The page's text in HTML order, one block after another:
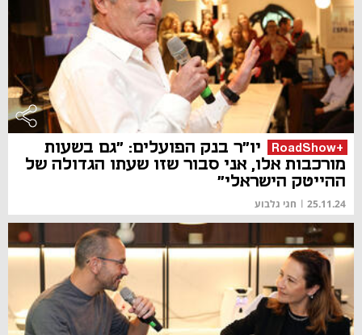
+RoadShow
יו"ר בנק הפועלים: "גם בשעות
מורכבות אלו, אני סבור שזו שעתו הגדולה של
ההייטק הישראלי"
25.11.24
| חגי גלבוע